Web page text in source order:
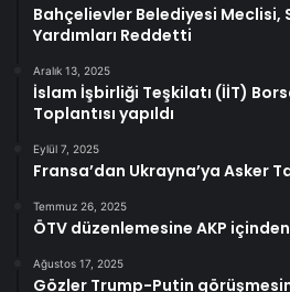
Bahçelievler Belediyesi Meclisi,
Yardımları Reddetti
Aralık 13, 2025
İslam İşbirliği Teşkilatı (İİT)
Toplantısı yapıldı
Eylül 7, 2025
Fransa’dan Ukrayna’ya Asker
Temmuz 26, 2025
ÖTV düzenlemesine AKP
Ağustos 17, 2025
Gözler Trump-Putin